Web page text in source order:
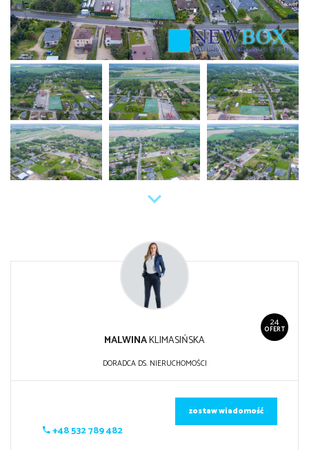
24
OFERT
MALWINAKLIMASIŃSKA
DORADCA DS. NIERUCHOMOŚCI
+48 532 789 482
zostaw wiadomość